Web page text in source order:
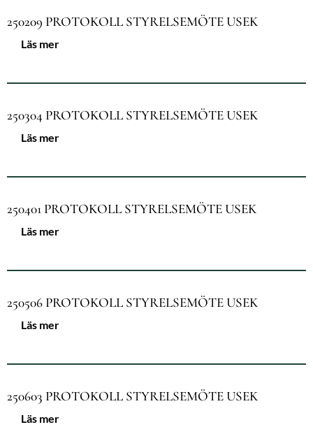
250209 PROTOKOLL STYRELSEMÖTE USEK
Läs mer
250304 PROTOKOLL STYRELSEMÖTE USEK
Läs mer
250401 PROTOKOLL STYRELSEMÖTE USEK
Läs mer
250506 PROTOKOLL STYRELSEMÖTE USEK
Läs mer
250603 PROTOKOLL STYRELSEMÖTE USEK
Läs mer